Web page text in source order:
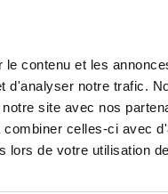
contenu et les
d'analyser notre trafic.
site avec nos
celles-ci avec
lors de votre utilisation
s'infuse
DEMANDE - DÉLAI